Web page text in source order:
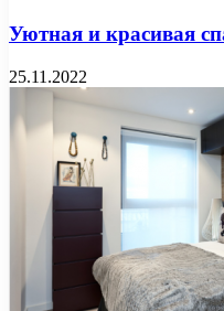
Уютная и красивая
25.11.2022